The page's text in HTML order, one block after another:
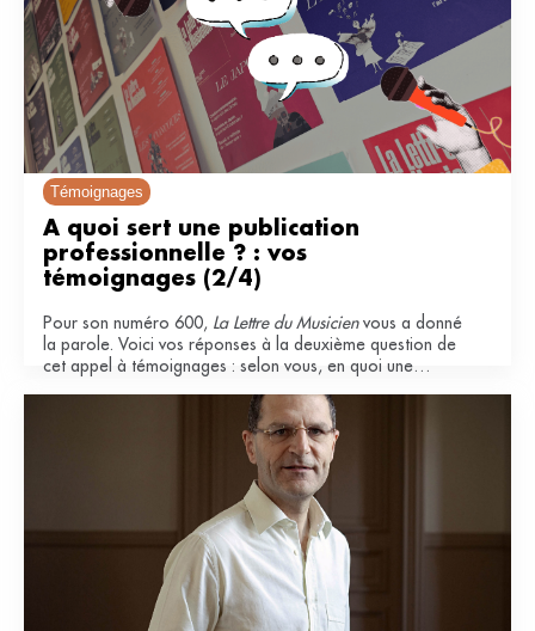
Témoignages
À quoi sert une publication
professionnelle ? : vos
témoignages (2/4)
Pour son numéro 600, La Lettre du Musicienvous a donné
la parole. Voici vos réponses à la deuxième question de
cet appel à témoignages : selon vous, en quoi une